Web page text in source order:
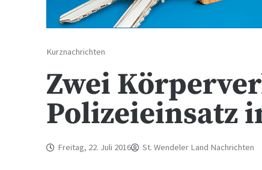
Kurznachrichten
Zwei
Polizeieinsatz
Freitag, 22. Juli 2016 St. Wendeler Land Nachrichten